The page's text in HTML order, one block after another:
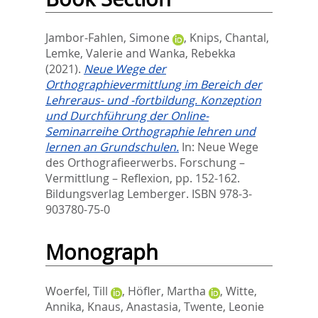
Jambor-Fahlen, Simone , Knips, Chantal,
Lemke, Valerie and Wanka, Rebekka
(2021). Neue Wege der
Orthographievermittlung im Bereich der
Lehreraus- und -fortbildung. Konzeption
und Durchführung der Online-
Seminarreihe Orthographie lehren und
lernen an Grundschulen. In: Neue Wege
des Orthografieerwerbs. Forschung –
Vermittlung – Reflexion, pp. 152-162.
Bildungsverlag Lemberger. ISBN 978-3-
903780-75-0
Monograph
Woerfel, Till , Höfler, Martha , Witte,
Annika, Knaus, Anastasia, Twente, Leonie